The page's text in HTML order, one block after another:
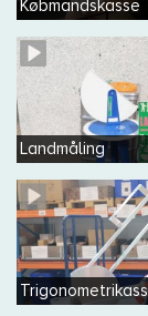
Købmandskasse
Landmåling